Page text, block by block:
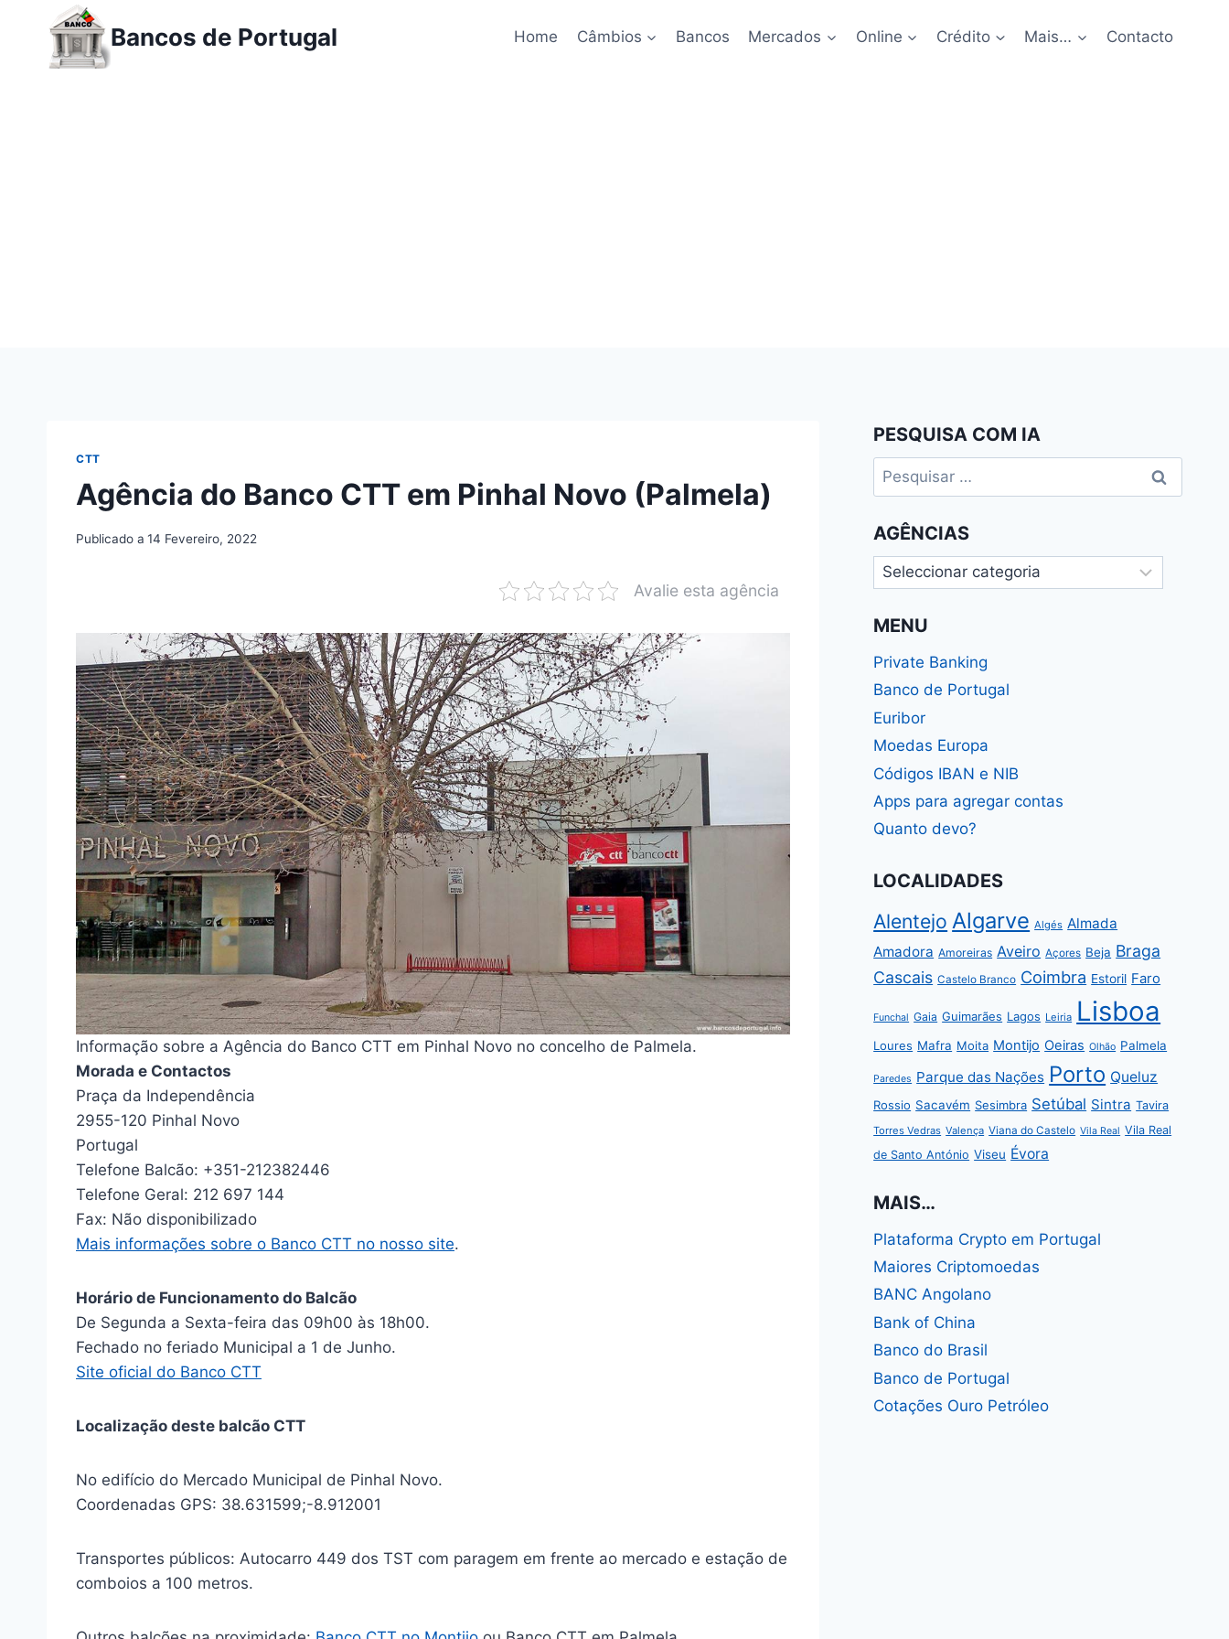
Bancos de Portugal Home Câmbios Bancos Mercados Online Crédito Mais… Contacto
CTT
Agência do Banco CTT em Pinhal Novo (Palmela)
Publicado a 14 Fevereiro, 2022
Avalie esta agência
Informação sobre a Agência do Banco CTT em Pinhal Novo no concelho de Palmela.
Morada e Contactos
Praça da Independência
2955-120 Pinhal Novo
Portugal
Telefone Balcão: +351-212382446
Telefone Geral: 212 697 144
Fax: Não disponibilizado
Mais informações sobre o Banco CTT no nosso site.
Horário de Funcionamento do Balcão
De Segunda a Sexta-feira das 09h00 às 18h00.
Fechado no feriado Municipal a 1 de Junho.
Site oficial do Banco CTT
Localização deste balcão CTT
No edifício do Mercado Municipal de Pinhal Novo.
Coordenadas GPS: 38.631599;-8.912001
Transportes públicos: Autocarro 449 dos TST com paragem em frente ao mercado e estação de
comboios a 100 metros.
PESQUISA COM IA
Pesquisar
por:
AGÊNCIAS
Agências
MENU
Private Banking
Banco de Portugal
Euribor
Moedas Europa
Códigos IBAN e NIB
Apps para agregar contas
Quanto devo?
LOCALIDADES
Alentejo Algarve Algés Almada
Amadora Amoreiras Aveiro Açores Beja Braga
Cascais Castelo Branco Coimbra Estoril Faro
Funchal Gaia Guimarães Lagos Leiria Lisboa
Loures Mafra Moita Montijo Oeiras Olhão Palmela
Paredes Parque das Nações Porto Queluz
Rossio Sacavém Sesimbra Setúbal Sintra Tavira
Torres Vedras Valença Viana do Castelo Vila Real Vila Real
de Santo António Viseu Évora
MAIS…
Plataforma Crypto em Portugal
Maiores Criptomoedas
BANC Angolano
Bank of China
Banco do Brasil
Banco de Portugal
Cotações Ouro Petróleo